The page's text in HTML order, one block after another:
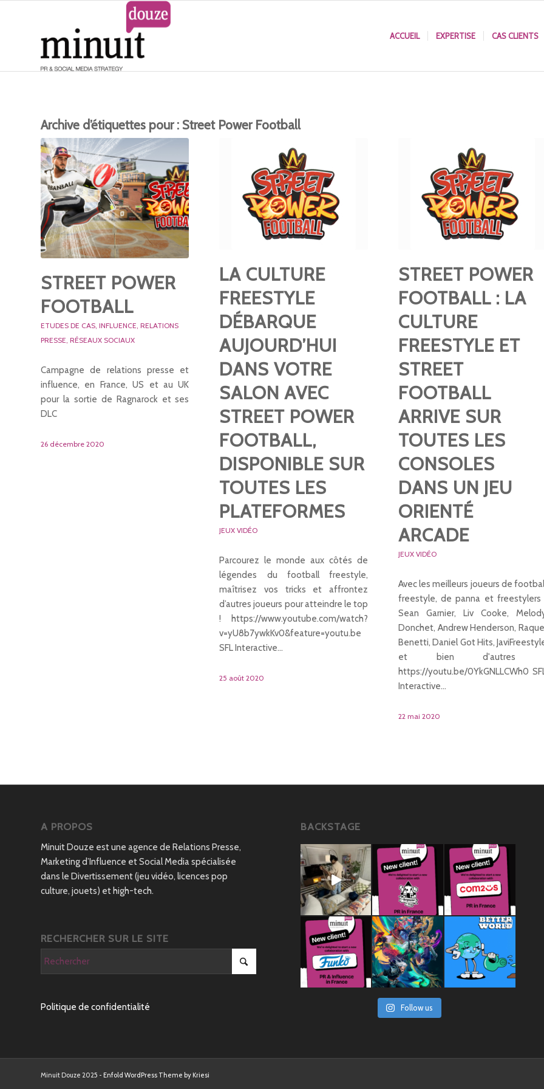
ACCUEIL EXPERTISE CAS CLIENTS
Archive d’étiquettes pour : Street Power Football
STREET POWER
FOOTBALL
ETUDES DE CAS INFLUENCE RELATIONS
PRESSE RÉSEAUX SOCIAUX
Campagne de relations presse et
influence, en France, US et au UK
pour la sortie de Ragnarock et ses
DLC
26 décembre 2020
LA CULTURE
FREESTYLE
DÉBARQUE
AUJOURD’HUI
DANS VOTRE
SALON AVEC
STREET POWER
FOOTBALL,
DISPONIBLE SUR
TOUTES LES
PLATEFORMES
JEUX VIDÉO
Parcourez le monde aux côtés de
légendes du football freestyle,
maîtrisez vos tricks et affrontez
d’autres joueurs pour atteindre le top
! https://www.youtube.com/watch?
v=yU8b7ywkKv0&feature=youtu.be
SFL Interactive…
25 août 2020
STREET POWER
FOOTBALL : LA
CULTURE
FREESTYLE ET
STREET
FOOTBALL
ARRIVE SUR
TOUTES LES
CONSOLES
DANS UN JEU
ORIENTÉ
ARCADE
JEUX VIDÉO
Avec les meilleurs joueurs de
freestyle, de panna et freestylers
Sean Garnier, Liv Cooke,
Donchet, Andrew Henderson,
Benetti, Daniel Got Hits,
et bien d'autres
https://youtu.be/0YkGNLLCWh0
Interactive…
22 mai 2020
A PROPOS
Minuit Douze est une agence de Relations Presse,
Marketing d’Influence et Social Media spécialisée
dans le Divertissement (jeu vidéo, licences pop
culture, jouets) et high-tech.
RECHERCHER SUR LE SITE
Politique de confidentialité
BACKSTAGE
Follow us
Minuit Douze 2025 - Enfold WordPress Theme by Kriesi